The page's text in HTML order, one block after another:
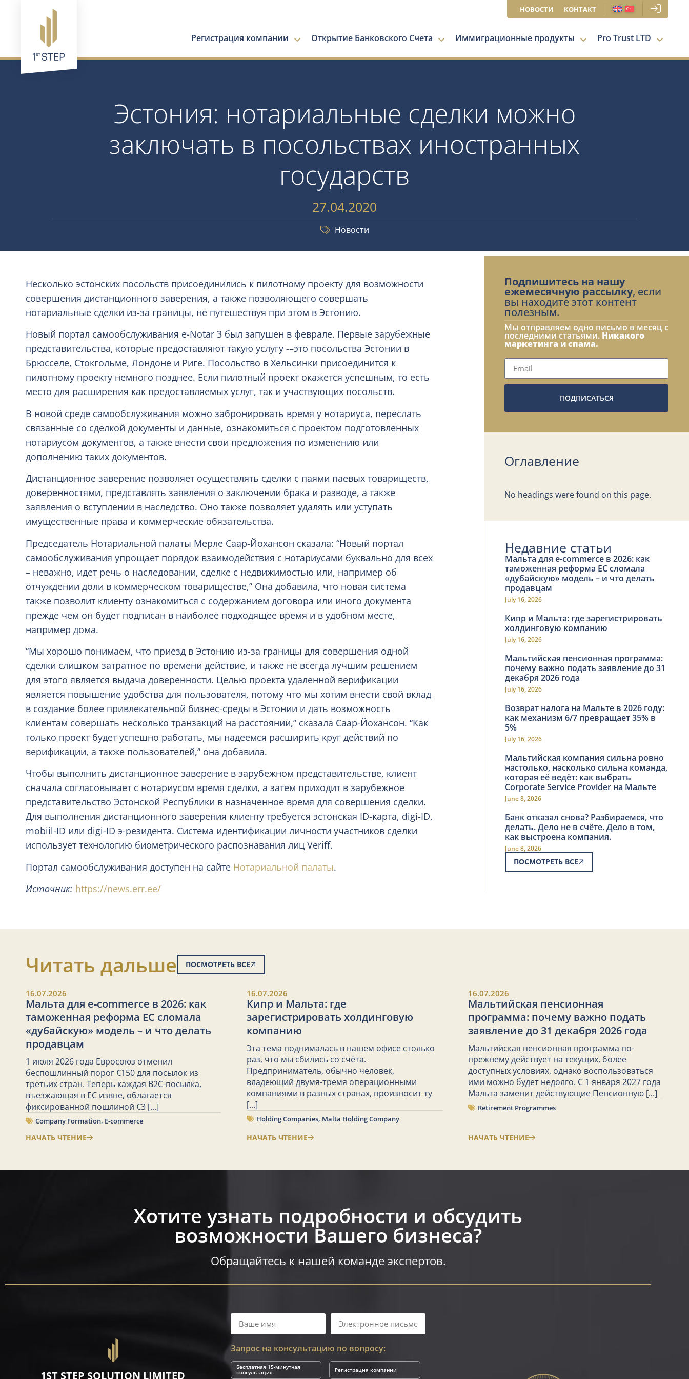
НОВОСТИ КОНТАКТ
Регистрация компании Открытие Банковского Счета Иммиграционные продукты Pro Trust LTD
Эстония: нотариальные сделки можно
заключать в посольствах иностранных
государств
27.04.2020
Новости
Несколько эстонских посольств присоединились к пилотному проекту для возможности
совершения дистанционного заверения, а также позволяющего совершать
нотариальные сделки из-за границы, не путешествуя при этом в Эстонию.
Новый портал самообслуживания e-Notar 3 был запушен в феврале. Первые зарубежные
представительства, которые предоставляют такую услугу -–это посольства Эстонии в
Брюсселе, Стокгольме, Лондоне и Риге. Посольство в Хельсинки присоединится к
пилотному проекту немного позднее. Если пилотный проект окажется успешным, то есть
место для расширения как предоставляемых услуг, так и участвующих посольств.
В новой среде самообслуживания можно забронировать время у нотариуса, переслать
связанные со сделкой документы и данные, ознакомиться с проектом подготовленных
нотариусом документов, а также внести свои предложения по изменению или
дополнению таких документов.
Дистанционное заверение позволяет осуществлять сделки с паями паевых товариществ,
доверенностями, представлять заявления о заключении брака и разводе, а также
заявления о вступлении в наследство. Оно также позволяет удалять или уступать
имущественные права и коммерческие обязательства.
Председатель Нотариальной палаты Мерле Саар-Йохансон сказала: “Новый портал
самообслуживания упрощает порядок взаимодействия с нотариусами буквально для всех
– неважно, идет речь о наследовании, сделке с недвижимостью или, например об
отчуждении доли в коммерческом товариществе,” Она добавила, что новая система
также позволит клиенту ознакомиться с содержанием договора или иного документа
прежде чем он будет подписан в наиболее подходящее время и в удобном месте,
например дома.
“Мы хорошо понимаем, что приезд в Эстонию из-за границы для совершения одной
сделки слишком затратное по времени действие, и также не всегда лучшим решением
для этого является выдача доверенности. Целью проекта удаленной верификации
является повышение удобства для пользователя, потому что мы хотим внести свой вклад
в создание более привлекательной бизнес-среды в Эстонии и дать возможность
клиентам совершать несколько транзакций на расстоянии,” сказала Саар-Йохансон. “Как
только проект будет успешно работать, мы надеемся расширить круг действий по
верификации, а также пользователей,” она добавила.
Чтобы выполнить дистанционное заверение в зарубежном представительстве, клиент
сначала согласовывает с нотариусом время сделки, а затем приходит в зарубежное
представительство Эстонской Республики в назначенное время для совершения сделки.
Для выполнения дистанционного заверения клиенту требуется эстонская ID-карта, digi-ID,
mobiil-ID или digi-ID э-резидента. Система идентификации личности участников сделки
использует технологию биометрического распознавания лиц Veriff.
Портал самообслуживания доступен на сайте Нотариальной палаты.
Источник: https://news.err.ee/
Подпишитесь на нашу
ежемесячную рассылку, если
вы находите этот контент
полезным.
Мы отправляем одно письмо в месяц с
последними статьями. Никакого
маркетинга и спама.
ПОДПИСАТЬСЯ
Оглавление
No headings were found on this page.
Недавние статьи
Мальта для e-commerce в 2026: как
таможенная реформа ЕС сломала
«дубайскую» модель – и что делать
продавцам
July 16, 2026
Кипр и Мальта: где зарегистрировать
холдинговую компанию
July 16, 2026
Мальтийская пенсионная программа:
почему важно подать заявление до 31
декабря 2026 года
July 16, 2026
Возврат налога на Мальте в 2026 году:
как механизм 6/7 превращает 35% в
5%
July 16, 2026
Мальтийская компания сильна ровно
настолько, насколько сильна команда,
которая её ведёт: как выбрать
Corporate Service Provider на Мальте
June 8, 2026
Банк отказал снова? Разбираемся, что
делать. Дело не в счёте. Дело в том,
как выстроена компания.
June 8, 2026
ПОСМОТРЕТЬ ВСЕ
Читать дальше ПОСМОТРЕТЬ ВСЕ
16.07.2026
Мальта для e-commerce в 2026: как
таможенная реформа ЕС сломала
«дубайскую» модель – и что делать
продавцам
1 июля 2026 года Евросоюз отменил
беспошлинный порог €150 для посылок из
третьих стран. Теперь каждая B2C-посылка,
въезжающая в ЕС извне, облагается
фиксированной пошлиной €3 [...]
Company Formation, E-commerce
НАЧАТЬ ЧТЕНИЕ
16.07.2026
Кипр и Мальта: где
зарегистрировать холдинговую
компанию
Эта тема поднималась в нашем офисе столько
раз, что мы сбились со счёта.
Предприниматель, обычно человек,
владеющий двумя-тремя операционными
компаниями в разных странах, произносит ту
[...]
Holding Companies, Malta Holding Company
НАЧАТЬ ЧТЕНИЕ
16.07.2026
Мальтийская пенсионная
программа: почему важно подать
заявление до 31 декабря 2026 года
Мальтийская пенсионная программа по-
прежнему действует на текущих, более
доступных условиях, однако воспользоваться
ими можно будет недолго. С 1 января 2027 года
Мальта заменит действующие Пенсионную[...]
Retirement Programmes
НАЧАТЬ ЧТЕНИЕ
Хотите узнать подробности и обсудить
возможности Вашего бизнеса?​
Обращайтесь к нашей команде экспертов.
1ST STEP SOLUTION LIMITED
Запрос на консультацию по вопросу:
Бесплатная 15-минутная
консультация Регистрация компании